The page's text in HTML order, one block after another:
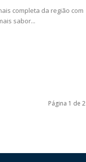
completa da região com
sabor...
Página 1 de 2